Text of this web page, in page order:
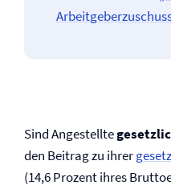
Sind Angestellte
den Beitrag zu ihrer
(14,6 Prozent ihres